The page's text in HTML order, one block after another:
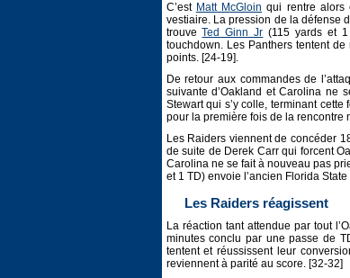
C’est Matt McGloin qui rentre alors
vestiaire. La pression de la défense
trouveTed Ginn Jr (115 yards et
touchdown. Les Panthers tentent
points. [24-19].
De retour aux commandes de
suivante d’Oakland et Carolina ne
Stewart qui s’y colle, terminant
pour la première fois de la rencontre
Les Raiders viennent de concéder
de suite de Derek Carr qui forcent
Carolina ne se fait à nouveau pas
et 1 TD) envoie l’ancien Florida
Les Raiders réagissent
La réaction tant attendue par tout
minutes conclu par une passe de
tentent et réussissent leur
reviennent à parité au score. [32-32]